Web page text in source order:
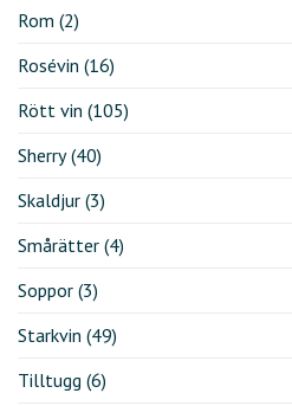
Rom (2)
Rosévin (16)
Rött vin (105)
Sherry(40)
Skaldjur (3)
Smårätter (4)
Soppor (3)
Starkvin (49)
Tilltugg (6)